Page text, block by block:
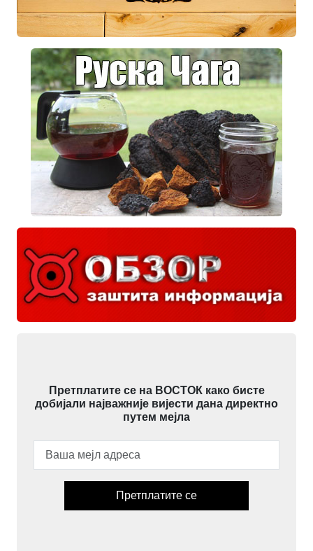
Претплатите се на ВОСТОК како бисте
добијали најважније вијести дана директно
путем мејла
Претплатите се